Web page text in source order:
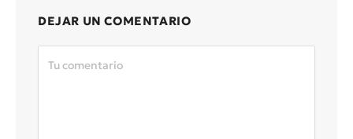
DEJAR UN COMENTARIO